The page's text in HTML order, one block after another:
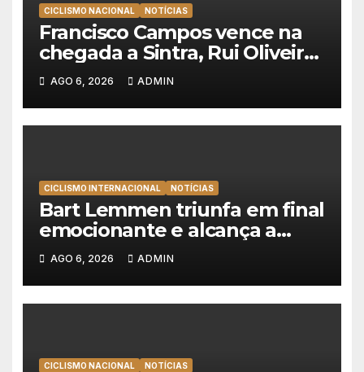
CICLISMO NACIONAL NOTÍCIAS
Francisco Campos vence na
chegada a Sintra, Rui Oliveira
veste de amarelo na Volta a
Portugal
AGO 6, 2026 ADMIN
CICLISMO INTERNACIONAL NOTÍCIAS
Bart Lemmen triunfa em final
emocionante e alcança a
primeira vitória da carreira na
Volta à Polónia
AGO 6, 2026 ADMIN
CICLISMO NACIONAL NOTÍCIAS